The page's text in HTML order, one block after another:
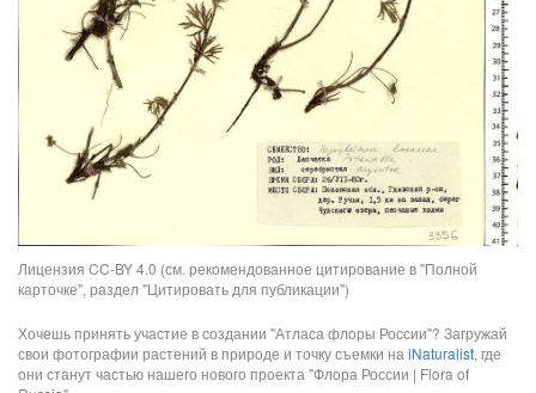
Лицензия CC-BY 4.0 (см. рекомендованное цитирование в "Полной
карточке", раздел "Цитировать для публикации")
Хочешь принять участие в создании "Атласа флоры России"? Загружай
свои фотографии растений в природе и точку съемки на iNaturalist, где
они станут частью нашего нового проекта "Флора России | Flora of